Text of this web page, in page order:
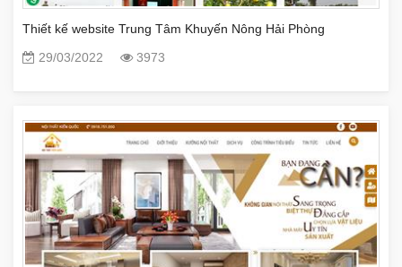
Thiết kế website Trung Tâm Khuyến Nông Hải Phòng
29/03/2022
3973